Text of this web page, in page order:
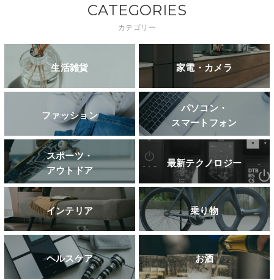
CATEGORIES
カテゴリー
生活雑貨 家電・カメラ
ファッション
パソコン・
スマートフォン
スポーツ・
アウトドア
最新テクノロジー
インテリア 乗り物
ヘルスケア お酒